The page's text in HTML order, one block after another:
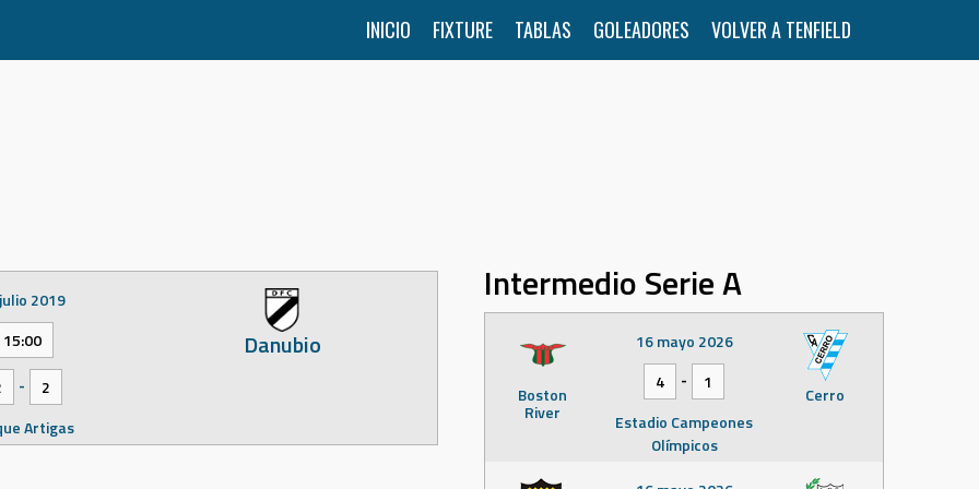
INICIO FIXTURE TABLAS GOLEADORES VOLVER A TENFIELD
Danubio
2019
15:00
-
2
Artigas
Intermedio Serie A
Boston
River
Cerro
16 mayo 2026
4
-
1
Estadio Campeones
Olímpicos